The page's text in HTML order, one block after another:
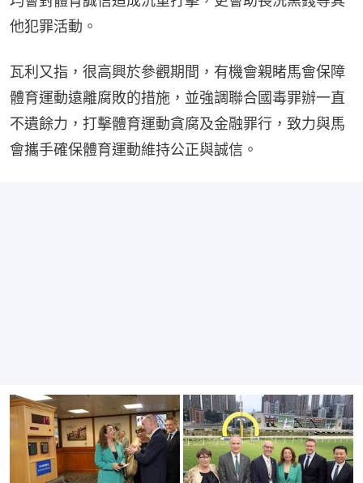
他犯罪活動。
瓦利又指，很高興於參觀期間，有機會親睹馬會保障
體育運動遠離腐敗的措施，並強調聯合國毒罪辦一直
不遺餘力，打擊體育運動貪腐及金融罪行，致力與馬
會攜手確保體育運動維持公正與誠信。